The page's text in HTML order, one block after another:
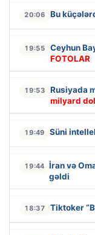
20:06 Bu
19:55 Ceyhun
FOTOLAR
19:53 Rusiyada
milyard
19:49 Süni
19:44 İran və
gəldi
18:37 Tiktoker